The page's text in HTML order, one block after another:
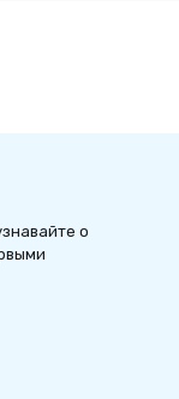
о